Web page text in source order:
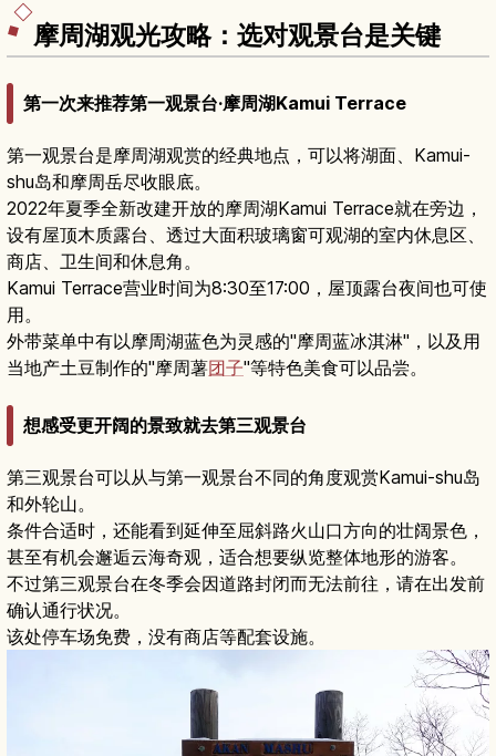
摩周湖观光攻略：选对观景台是关键
第一次来推荐第一观景台·摩周湖Kamui Terrace
第一观景台是摩周湖观赏的经典地点，可以将湖面、Kamui-
shu岛和摩周岳尽收眼底。
2022年夏季全新改建开放的摩周湖Kamui Terrace就在旁边，
设有屋顶木质露台、透过大面积玻璃窗可观湖的室内休息区、
商店、卫生间和休息角。
Kamui Terrace营业时间为8:30至17:00，屋顶露台夜间也可使
用。
外带菜单中有以摩周湖蓝色为灵感的"摩周蓝冰淇淋"，以及用
当地产土豆制作的"摩周薯团子"等特色美食可以品尝。
想感受更开阔的景致就去第三观景台
第三观景台可以从与第一观景台不同的角度观赏Kamui-shu岛
和外轮山。
条件合适时，还能看到延伸至屈斜路火山口方向的壮阔景色，
甚至有机会邂逅云海奇观，适合想要纵览整体地形的游客。
不过第三观景台在冬季会因道路封闭而无法前往，请在出发前
确认通行状况。
该处停车场免费，没有商店等配套设施。